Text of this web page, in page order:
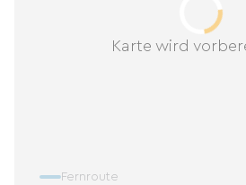
Karte wird
Fernroute